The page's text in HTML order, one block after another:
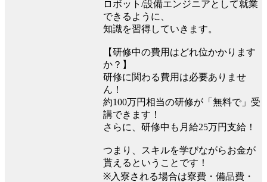
ロボット/設備エンジニアとして就業
できるように、
知識を習得していきます。
【研修中の費用はどれ位かかります
か？】
研修に関わる費用は必要ありませ
ん！
約100万円相当の研修が「無料で」受
講できます！
さらに、研修中も月給25万円支給！
つまり、スキルを学びながらお金が
貰えるということです！
※入寮される場合は寮費・備品費・